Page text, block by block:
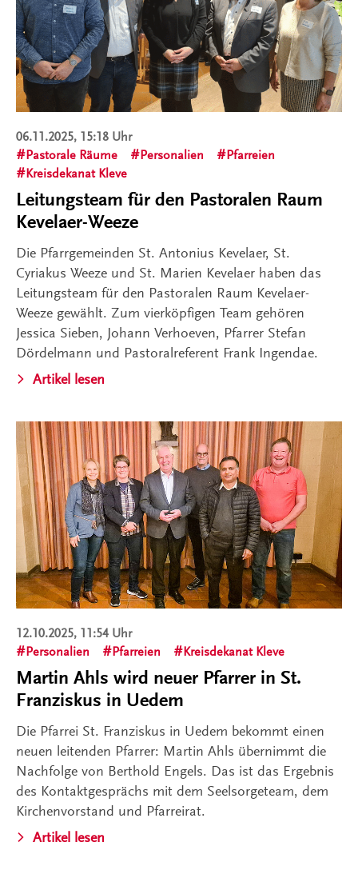
06.11.2025, 15:18 Uhr
Pastorale Räume
Personalien
Pfarreien
Kreisdekanat Kleve
Leitungsteam für den Pastoralen Raum
Kevelaer-Weeze
Die Pfarrgemeinden St. Antonius Kevelaer, St.
Cyriakus Weeze und St. Marien Kevelaer haben das
Leitungsteam für den Pastoralen Raum Kevelaer-
Weeze gewählt. Zum vierköpfigen Team gehören
Jessica Sieben, Johann Verhoeven, Pfarrer Stefan
Dördelmann und Pastoralreferent Frank Ingendae.
Artikel lesen
12.10.2025, 11:54 Uhr
Personalien
Pfarreien Kreisdekanat Kleve
Martin Ahls wird neuer Pfarrer in St.
Franziskus in Uedem
Die Pfarrei St. Franziskus in Uedem bekommt einen
neuen leitenden Pfarrer: Martin Ahls übernimmt die
Nachfolge von Berthold Engels. Das ist das Ergebnis
des Kontaktgesprächs mit dem Seelsorgeteam, dem
Kirchenvorstand und Pfarreirat.
Artikel lesen